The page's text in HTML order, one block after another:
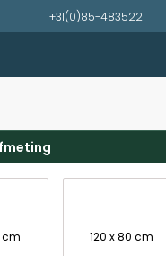
+31(0)85-4835221
cm 120 x 80 cm